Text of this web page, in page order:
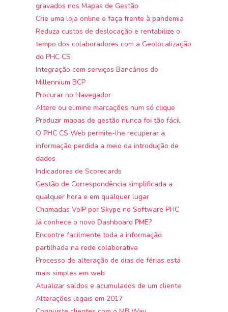
gravados nos Mapas de Gestão
Crie uma loja online e faça frente à pandemia
Reduza custos de deslocação e rentabilize o
tempo dos colaboradores com a Geolocalização
do PHC CS
Integração com serviços Bancários do
Millennium BCP
Procurar no Navegador
Altere ou elimine marcações num só clique
Produzir mapas de gestão nunca foi tão fácil
O PHC CS Web permite-lhe recuperar a
informação perdida a meio da introdução de
dados
Indicadores de Scorecards
Gestão de Correspondência simplificada a
qualquer hora e em qualquer lugar
Chamadas VoIP por Skype no Software PHC
Já conhece o novo Dashboard PME?
Encontre facilmente toda a informação
partilhada na rede colaborativa
Processo de alteração de dias de férias está
mais simples em web
Atualizar saldos e acumulados de um cliente
Alterações legais em 2017